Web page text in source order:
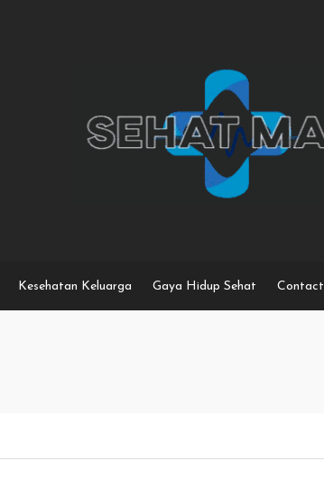
Kesehatan Keluarga Gaya Hidup Sehat Contact